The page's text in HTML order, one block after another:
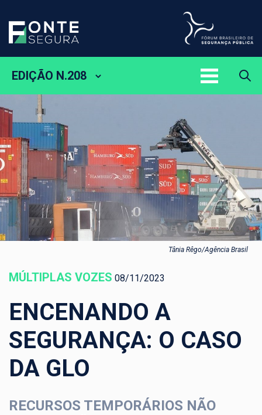
EDIÇÃO N.208
Tânia Rêgo/Agência Brasil
MÚLTIPLAS VOZES 08/11/2023
ENCENANDO A
SEGURANÇA: O CASO
DA GLO
RECURSOS TEMPORÁRIOS NÃO